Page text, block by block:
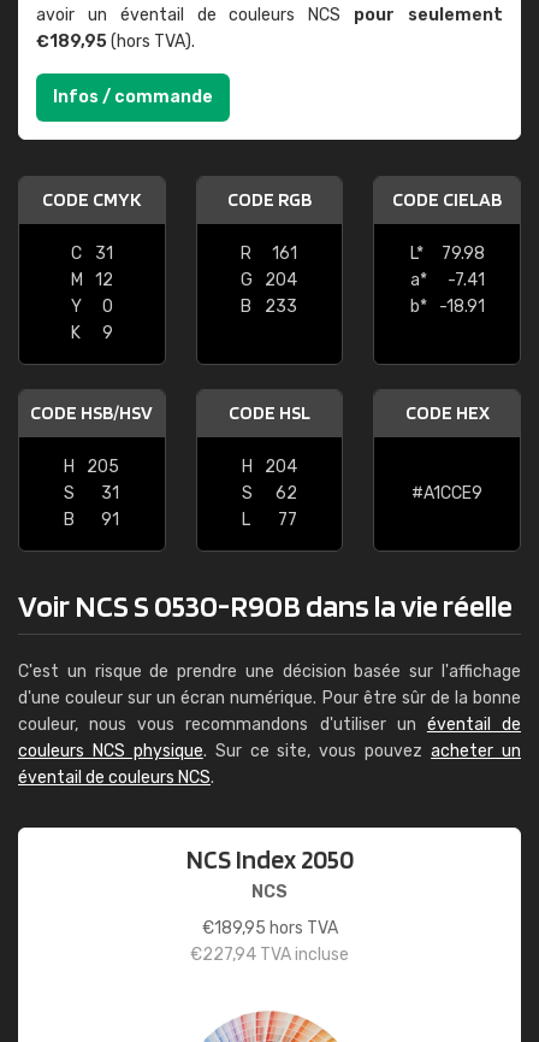
avoir un éventail de couleurs NCS pour seulement
€189,95(hors TVA).
Infos / commande
CODE CMYK
C
31
M
12
Y
0
K
9
CODE RGB
R
161
G
204
B
233
CODE CIELAB
L*
79.98
a*
-7.41
b*
-18.91
CODE HSB/HSV
H
205
S
31
B
91
CODE HSL
H
204
S
62
L
77
CODE HEX
#A1CCE9
Voir NCS S 0530-R90B dans la vie réelle
C'est un risque de prendre une décision basée sur l'affichage
d'une couleur sur un écran numérique. Pour être sûr de la bonne
couleur, nous vous recommandons d'utiliser un éventail de
couleurs NCS physique. Sur ce site, vous pouvezacheter un
éventail de couleurs NCS.
NCS Index 2050
NCS
€189,95 hors TVA
€227,94 TVA incluse